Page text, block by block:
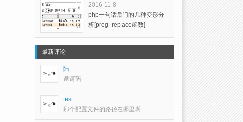
2016-11-8
php一句话后门的几种变形分
析[preg_replace函数]
最新评论
陆
邀请码
test
那个配置文件的路径在哪里啊